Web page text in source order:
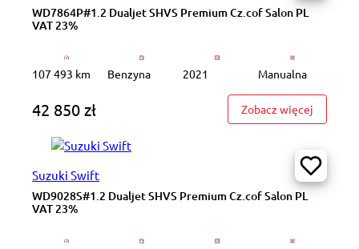
WD7864P#1.2 Dualjet SHVS Premium Cz.cof Salon PL
VAT 23%
107 493 km Benzyna 2021 Manualna
42 850 zł Zobacz więcej
Suzuki Swift
WD9028S#1.2 Dualjet SHVS Premium Cz.cof Salon PL
VAT 23%